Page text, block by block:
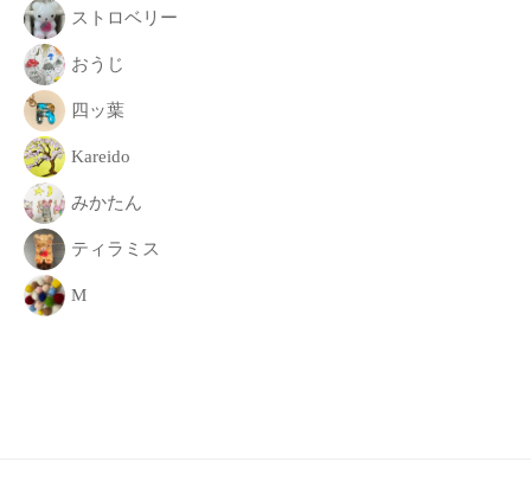
ストロベリー
おうじ
四ッ葉
Kareido
みかたん
ティラミス
M